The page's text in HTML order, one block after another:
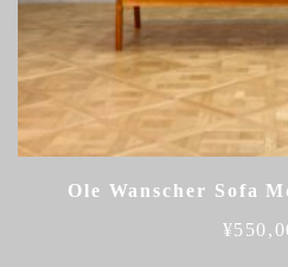
Ole Wanscher Sofa
¥